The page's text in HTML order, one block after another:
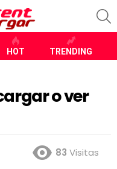
HOT TRENDING
o ver
83 Visitas